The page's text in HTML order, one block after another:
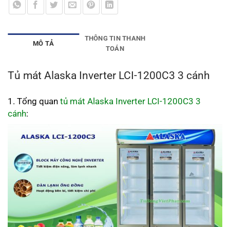
MÔ TẢ
THÔNG TIN THANH
TOÁN
Tủ mát Alaska Inverter LCI-1200C3 3 cánh
1. Tổng quan tủ mát Alaska Inverter LCI-1200C3 3
cánh: